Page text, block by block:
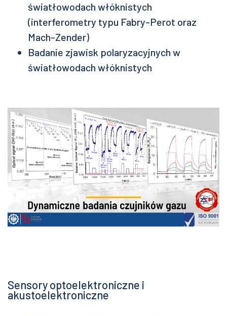
światłowodach włóknistych
(interferometry typu Fabry-Perot oraz
Mach-Zender)
Badanie zjawisk polaryzacyjnych w
światłowodach włóknistych
Sensory optoelektroniczne i
akustoelektroniczne